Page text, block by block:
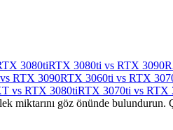
3080tiRTX 3080ti vs RTX 3090
RTX 3090RTX 3060ti vs RTX
vs RTX 3080tiRTX 3070ti vs RTX
miktarını göz önünde